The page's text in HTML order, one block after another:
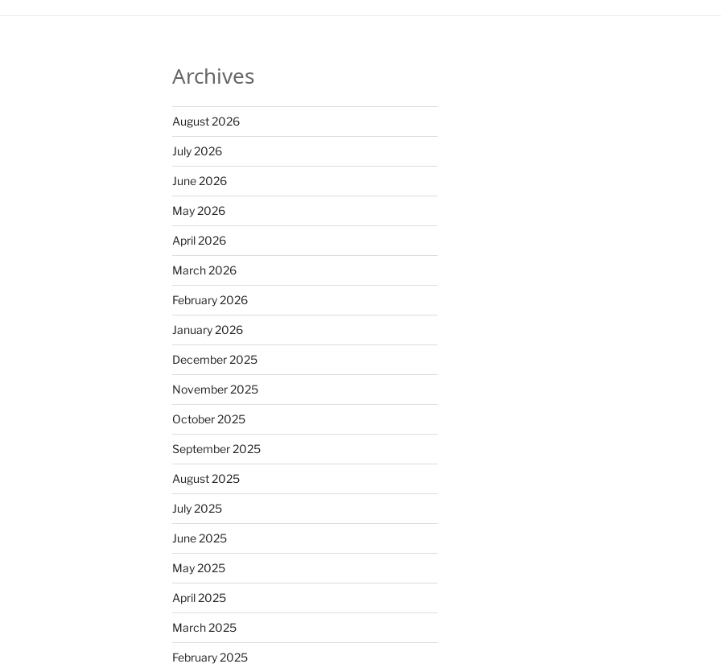
Archives
August 2026
July 2026
June 2026
May 2026
April 2026
March 2026
February 2026
January 2026
December 2025
November 2025
October 2025
September 2025
August 2025
July 2025
June 2025
May 2025
April 2025
March 2025
February 2025